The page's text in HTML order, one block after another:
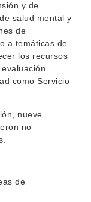
y de
salud mental y
de
a temáticas de
los recursos
como Servicio
nueve
no
de